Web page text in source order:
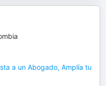
a un Abogado, Amplía tu